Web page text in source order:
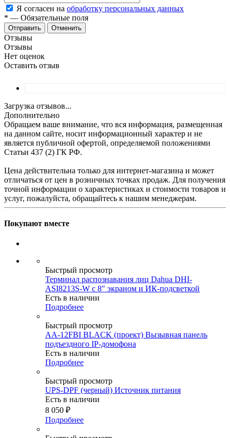
Я согласен на обработку персональных данных
* — Обязательные поля
Отменить
Отзывы
Отзывы
Нет оценок
Оставить отзыв
Загрузка отзывов...
Дополнительно
Обращаем ваше внимание, что вся информация, размещенная
на данном сайте, носит информационный характер и не
является публичной офертой, определяемой положениями
Статьи 437 (2) ГК РФ.
Цена действительна только для интернет-магазина и может
отличаться от цен в розничных точках продаж. Для получения
точной информации о характеристиках и стоимости товаров и
услуг, пожалуйста, обращайтесь к нашим менеджерам.
Покупают вместе
Быстрый просмотр
Терминал распознавания лиц Dahua DHI-
ASI8213S-W с 8" экраном и ИК-подсветкой
Есть в наличии
Подробнее
Быстрый просмотр
AA-12FBI BLACK (проект) Вызывная панель
подъездного IP-домофона
Есть в наличии
Подробнее
Быстрый просмотр
UPS-DPF (черный) Источник питания
Есть в наличии
8 050 ₽
Подробнее